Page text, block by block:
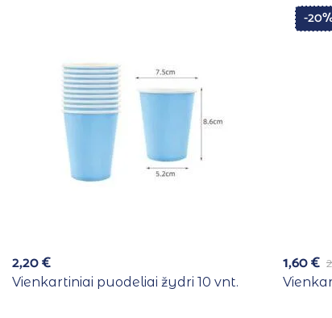
2,20€
Vienkartiniai puodeliai žydri 10 vnt.
-
1,60€